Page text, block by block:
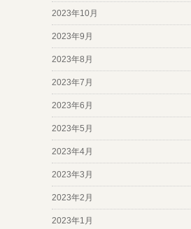
2023年10月
2023年9月
2023年8月
2023年7月
2023年6月
2023年5月
2023年4月
2023年3月
2023年2月
2023年1月